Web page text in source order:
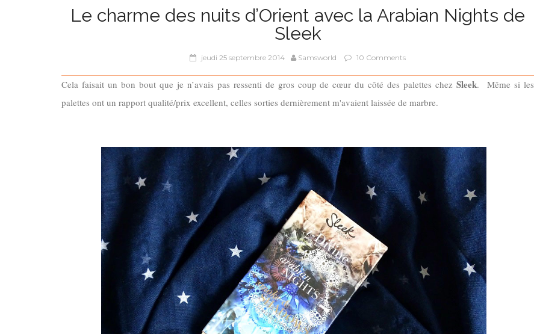
Le charme des nuits d’Orient avec la Arabian Nights de
Sleek
jeudi 25 septembre 2014 Samsworld 10 Comments
Cela faisait un bon bout que je n’avais pas ressenti de gros coup de cœur du côté des palettes chezSleek. Même si les
palettes ont un rapport qualité/prix excellent, celles sorties dernièrement m'avaient laissée de marbre.